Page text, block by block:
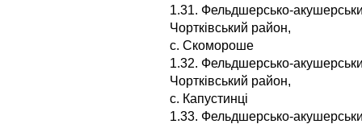
1.31. Фельдшерсько-
Чортківський район,
с. Скомороше
1.32. Фельдшерсько-
Чортківський район,
с. Капустинці
1.33. Фельдшерсько-